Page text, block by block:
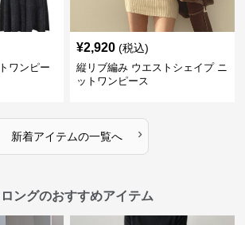
ワンピー
¥2,920 (税込)
縦リブ編み ウエストシェイプ ニ
ットワンピース
新着アイテムの一覧へ ›
ングのおすすめアイテム